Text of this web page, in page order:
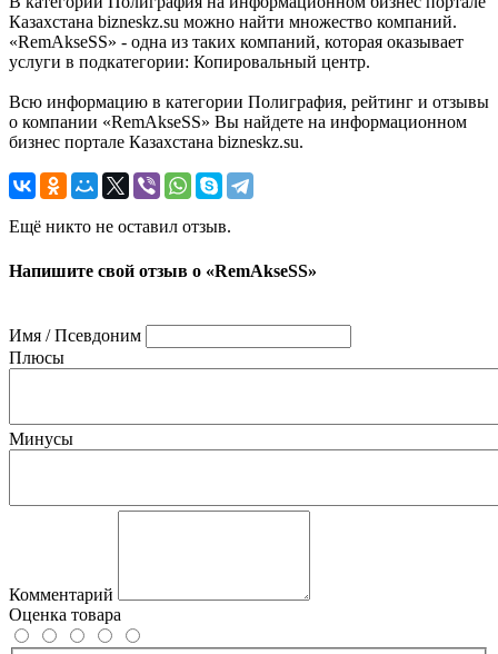
Казахстана bizneskz.su можно найти множество компаний.
«RemAkseSS» - одна из таких компаний, которая оказывает
услуги в подкатегории: Копировальный центр.
Всю информацию в категории Полиграфия, рейтинг и отзывы
о компании «RemAkseSS» Вы найдете на информационном
бизнес портале Казахстана bizneskz.su.
Ещё никто не оставил отзыв.
Напишите свой отзыв о «RemAkseSS»
Имя / Псевдоним
Плюсы
Минусы
Комментарий
Оценка товара